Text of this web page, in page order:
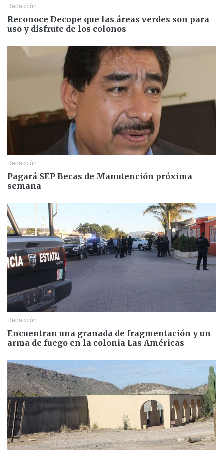
Redacción
Reconoce Decope que las áreas verdes son para
uso y disfrute de los colonos
Redacción
Pagará SEP Becas de Manutención próxima
semana
Redacción
Encuentran una granada de fragmentación y un
arma de fuego en la colonia Las Américas